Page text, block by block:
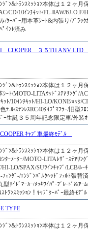
ﾞﾝ&ﾄﾗﾝｽﾐｯｼｮﾝ本体は１２ヶ月
CD/10ｲﾝﾁｷｯﾄ/FL-ⅡAW/6J-O.F/
/ｸｰﾊﾟｰ用本革ｼｰﾄ&内張り/ﾌﾞﾗｯｸ
ﾟｲﾝﾄ済み
I COOPER ３５TH ANV-LTD
ﾞﾝ&ﾄﾗﾝｽﾐｯｼｮﾝ本体は１２ヶ月
ｰﾄ/MOTO-LITAｳｯﾄﾞｽﾃｱﾘﾝｸﾞ/
ｯﾄ/10ｲﾝﾁｷｯﾄ/HI-LO/KONIｼｮｯｸ/
ﾃ-ﾙ/ｽﾃﾝﾚｽRC40ﾀｲﾌﾟﾏﾌﾗｰ/旧型ﾌ
ﾟｰ生誕３５周年記念限定車/外装
ｷｬﾌﾞ車最終ﾓﾃﾞﾙ
ﾞﾝ&ﾄﾗﾝｽﾐｯｼｮﾝ本体は１２ヶ月
ﾀｰﾒｰﾀｰ/MOTO-LITAﾚｻﾞｰｽﾃｱﾘﾝｸ
HI-LO/SPAX/SUﾂｲﾝｷｬﾌﾞ/LCB/ﾙｰ
ﾌｪﾝﾀﾞ-/ｴﾝｼﾞﾝﾊﾞﾙｸﾍｯﾄﾞﾌｪﾙﾄ張替
型ｻｲﾄﾞﾏｰｶｰ/ﾒｯｷﾜｲﾊﾟ-ﾌﾞﾚ-ﾄﾞ&ｱｰ
ﾄﾗﾝｽﾐｯｼｮﾝ！ｷｬﾌﾞｸｰﾊﾟｰ最終ﾓﾃﾞﾙ
TYPE
ﾞﾝ&ﾄﾗﾝｽﾐｯｼｮﾝ本体は１２ヶ月